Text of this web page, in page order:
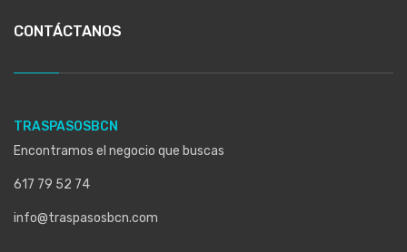
CONTÁCTANOS
TRASPASOSBCN
Encontramos el negocio que buscas
617 79 52 74
info@traspasosbcn.com